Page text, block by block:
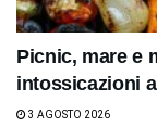
Picnic, mare e
intossicazioni
3 AGOSTO 2026